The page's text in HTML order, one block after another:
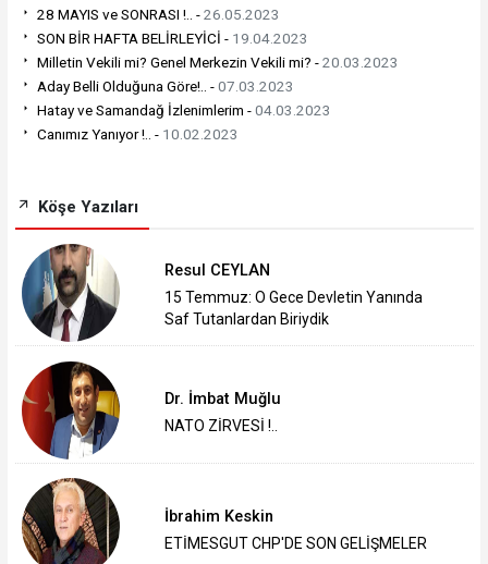
28 MAYIS ve SONRASI !.. -26.05.2023
SON BİR HAFTA BELİRLEYİCİ - 19.04.2023
Milletin Vekili mi? Genel Merkezin Vekili mi? -20.03.2023
Aday Belli Olduğuna Göre!.. -07.03.2023
Hatay ve Samandağ İzlenimlerim -04.03.2023
Canımız Yanıyor !.. - 10.02.2023
Köşe Yazıları
Resul CEYLAN
15 Temmuz: O Gece Devletin Yanında
Saf Tutanlardan Biriydik
Dr. İmbat Muğlu
NATO ZİRVESİ !..
İbrahim Keskin
ETİMESGUT CHP'DE SON GELİŞMELER